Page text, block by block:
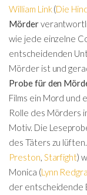
William Link(Die
Mörder
wie jede einzelne
entscheidenden
Mörder ist und
Probe für den
Films ein Mord und
Rolle des Mörders
Motiv. Die
des Täters zu
Preston Starfight)
Monica (Lynn
der entscheidende